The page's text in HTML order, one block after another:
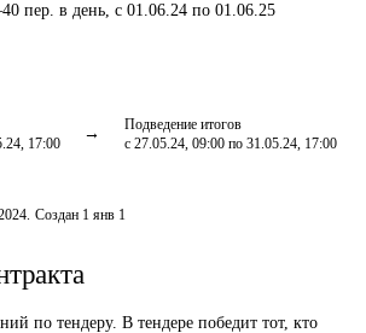
40 пер. в день, с 01.06.24 по 01.06.25
17:00
Подведение итогов
с 27.05.24, 09:00 по 31.05.24, 17:00
. Создан 1 янв 1
по тендеру. В тендере победит тот, кто